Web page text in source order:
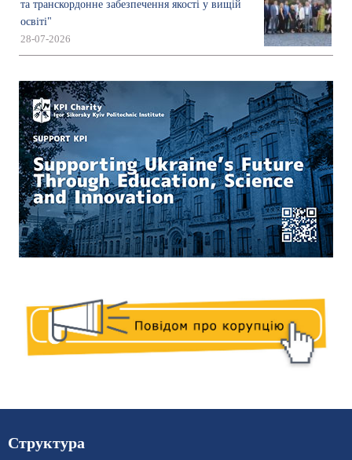
та транскордонне забезпечення якості у вищій
освіті"
28-07-2026
Структура